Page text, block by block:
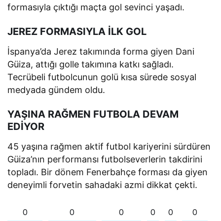
formasıyla çıktığı maçta gol sevinci yaşadı.
JEREZ FORMASIYLA İLK GOL
İspanya’da Jerez takımında forma giyen Dani
Güiza, attığı golle takımına katkı sağladı.
Tecrübeli futbolcunun golü kısa sürede sosyal
medyada gündem oldu.
YAŞINA RAĞMEN FUTBOLA DEVAM
EDİYOR
45 yaşına rağmen aktif futbol kariyerini sürdüren
Güiza’nın performansı futbolseverlerin takdirini
topladı. Bir dönem Fenerbahçe forması da giyen
deneyimli forvetin sahadaki azmi dikkat çekti.
0 0 0 0 0 0